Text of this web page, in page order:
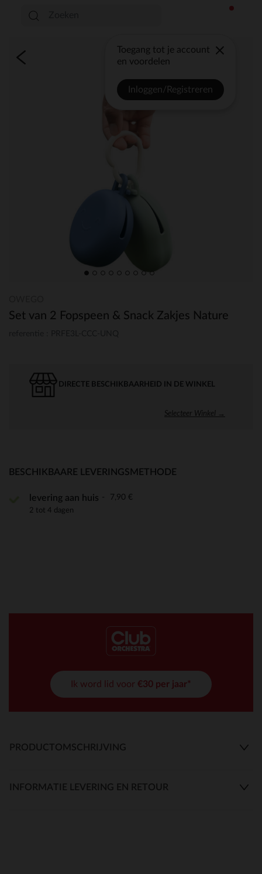
Toegang tot je account
en voordelen
Inloggen/Registreren
Set van 2 Fopspeen & Snack Zakjes Nature
DIRECTE BESCHIKBAARHEID IN DE WINKEL
Selecteer Winkel →
BESCHIKBAARE LEVERINGSMETHODE
levering aan huis 7,90 €
2 tot 4 dagen
Ik word lid voor €30 per jaar*
PRODUCTOMSCHRIJVING
INFORMATIE LEVERING EN RETOUR